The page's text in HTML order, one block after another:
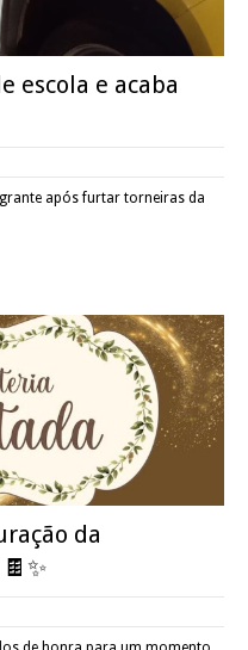
escola e acaba
após furtar torneiras da
da